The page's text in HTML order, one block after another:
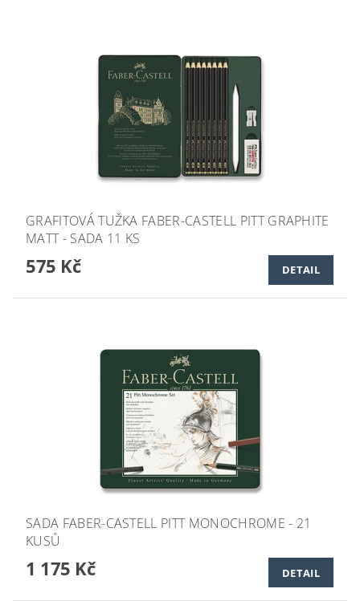
GRAFITOVÁ TUŽKA FABER-CASTELL PITT GRAPHITE
MATT - SADA 11 KS
575 Kč DETAIL
SADA FABER-CASTELL PITT MONOCHROME - 21
KUSŮ
1 175 Kč DETAIL